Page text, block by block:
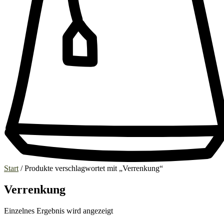
Start / Produkte verschlagwortet mit „Verrenkung“
Verrenkung
Einzelnes Ergebnis wird angezeigt